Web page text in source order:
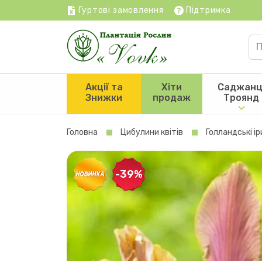
Гуртові замовлення Підтримка
Акції та
Знижки
Хіти
продаж
Троянд
Головна Цибулини квітів Голландські
-39%